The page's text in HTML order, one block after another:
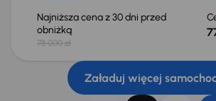
Najniższa cena z 30 dni przed
obniżką
78 000 zł
Załaduj więcej